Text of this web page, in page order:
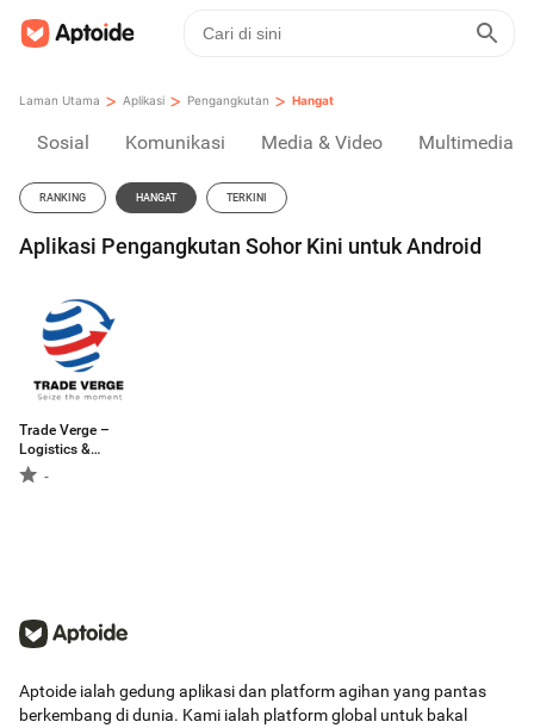
Laman Utama > Aplikasi > Pengangkutan > Hangat
Sosial Komunikasi Media & Video Multimedia
RANKING HANGAT TERKINI
Aplikasi Pengangkutan Sohor Kini untuk Android
Trade Verge –
Logistics &
Delivery Platform
-
Aptoide ialah gedung aplikasi dan platform agihan yang pantas
berkembang di dunia. Kami ialah platform global untuk bakal